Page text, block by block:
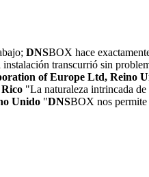
DNSBOX hace
transcurrió sin
of Europe Ltd, Reino
"La naturaleza intrincada
Unido "DNSBOX nos permite